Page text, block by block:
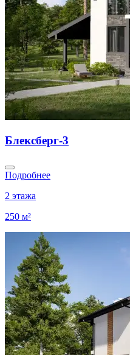
Блексберг-3
Подробнее
2 этажа
250 м²